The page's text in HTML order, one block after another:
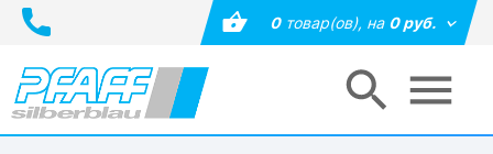
0товар(ов),на0 руб.